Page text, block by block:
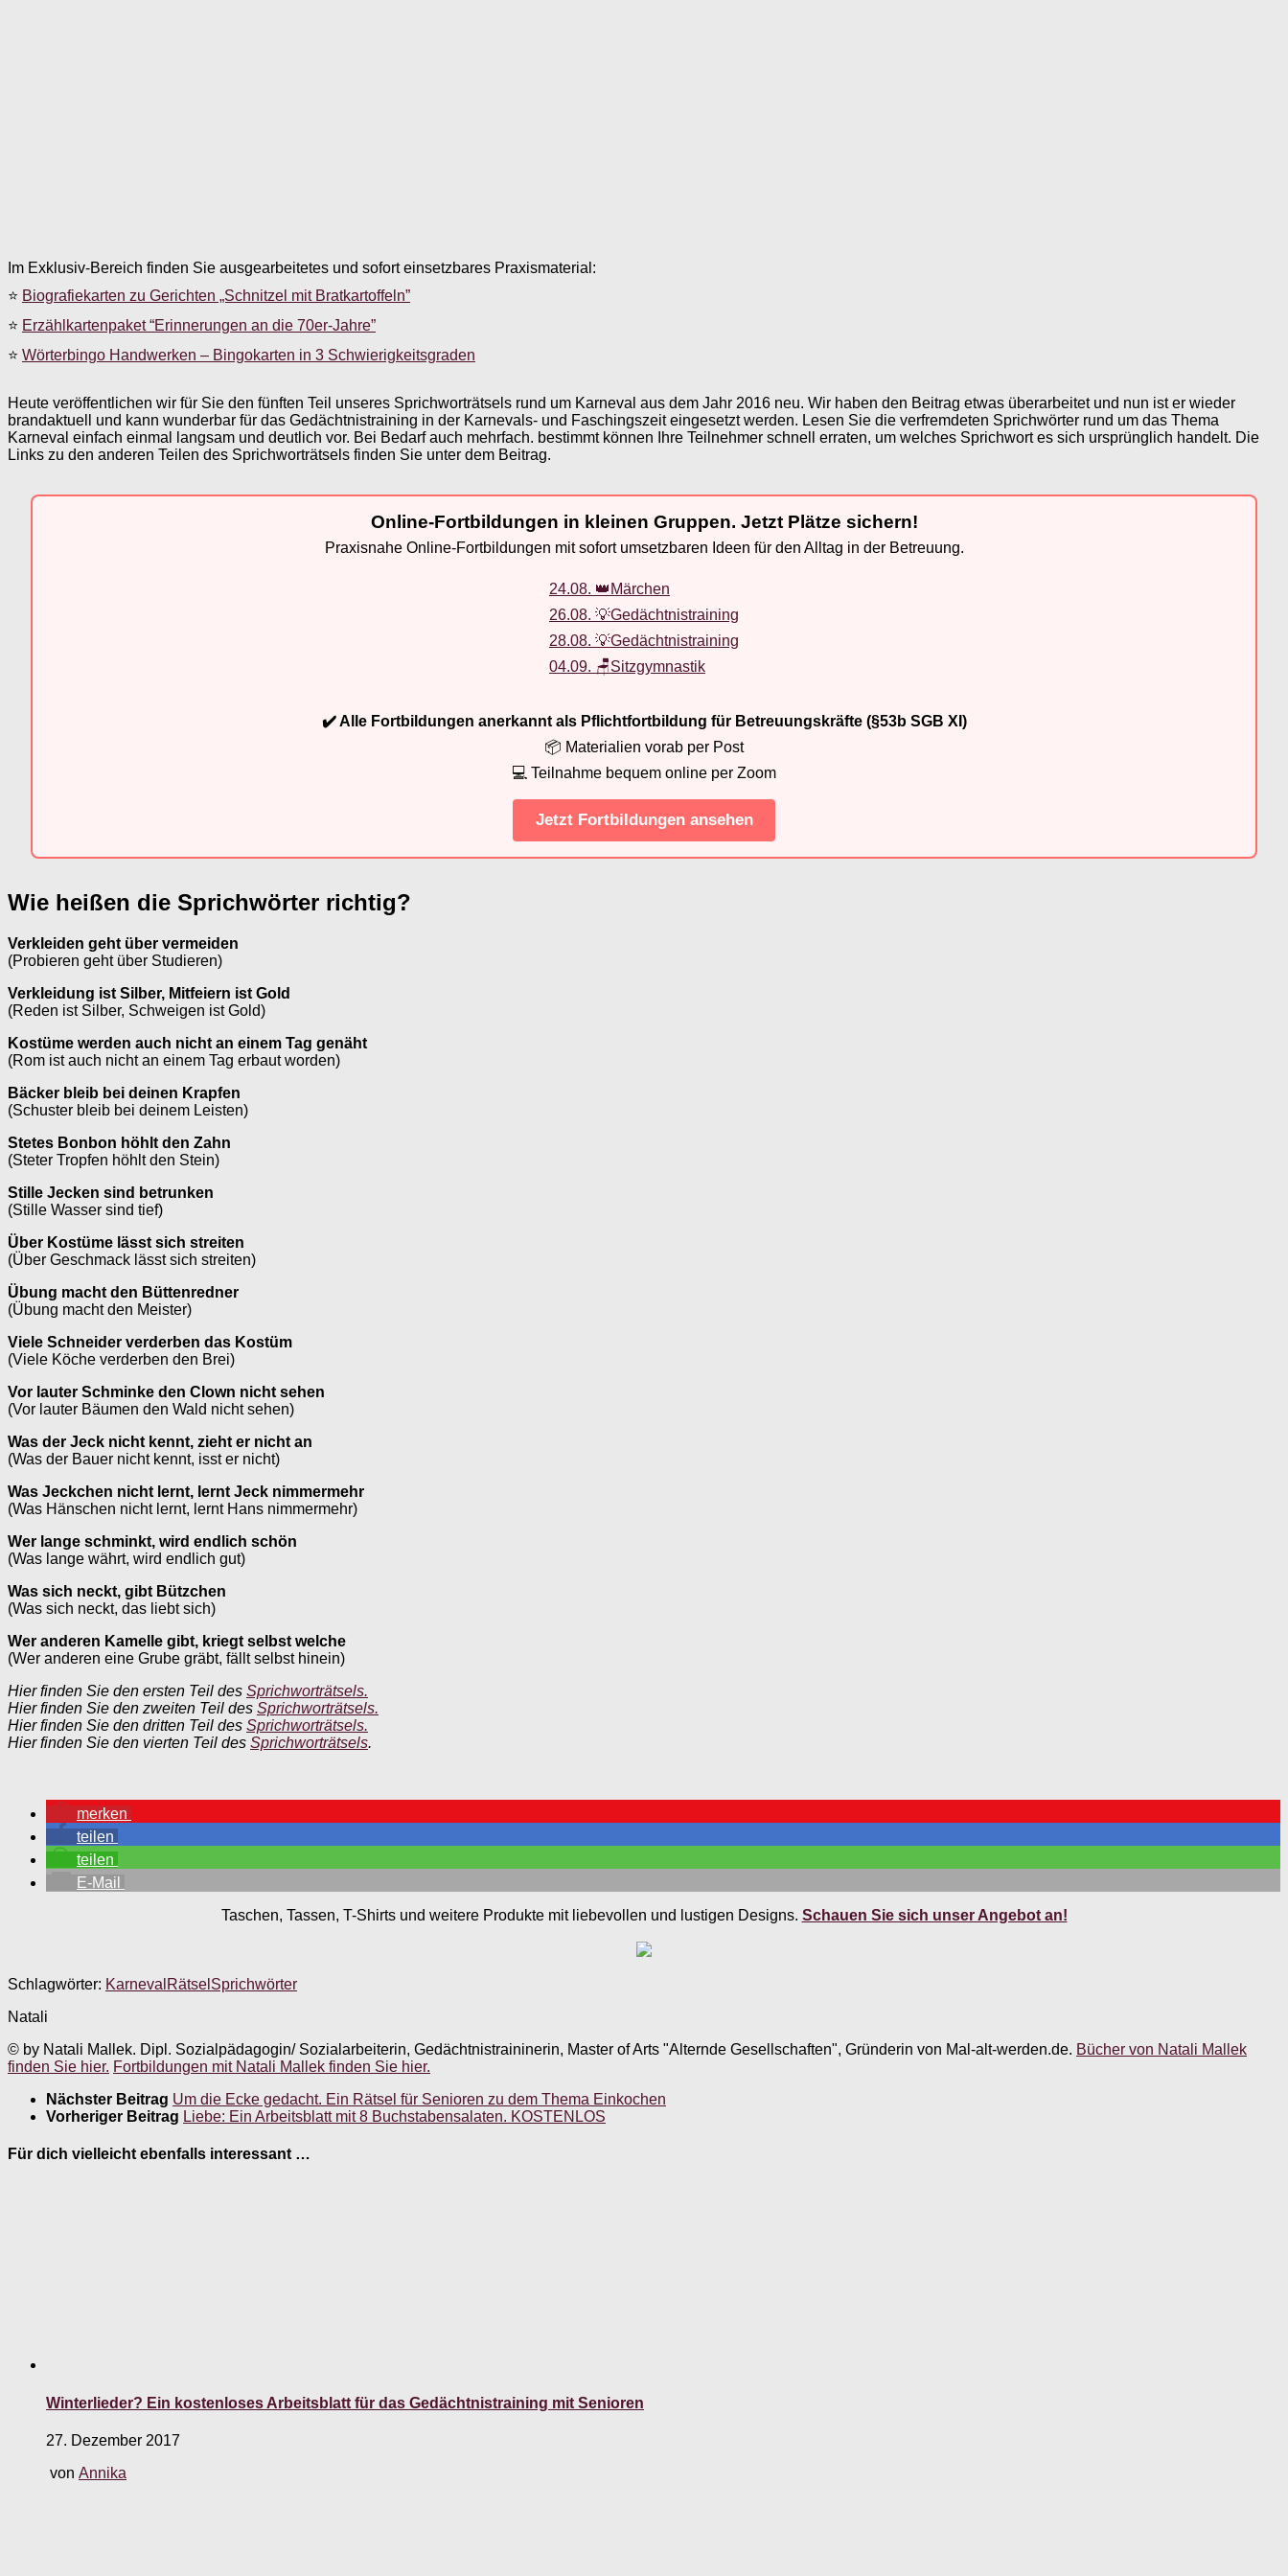
Im Exklusiv-Bereich finden Sie ausgearbeitetes und sofort einsetzbares Praxismaterial:
⭐ Biografiekarten zu Gerichten „Schnitzel mit Bratkartoffeln”
⭐ Erzählkartenpaket “Erinnerungen an die 70er-Jahre”
⭐ Wörterbingo Handwerken – Bingokarten in 3 Schwierigkeitsgraden
Heute veröffentlichen wir für Sie den fünften Teil unseres Sprichworträtsels rund um Karneval aus dem Jahr 2016 neu. Wir haben den Beitrag etwas überarbeitet und nun ist er wieder
brandaktuell und kann wunderbar für das Gedächtnistraining in der Karnevals- und Faschingszeit eingesetzt werden. Lesen Sie die verfremdeten Sprichwörter rund um das Thema
Karneval einfach einmal langsam und deutlich vor. Bei Bedarf auch mehrfach. bestimmt können Ihre Teilnehmer schnell erraten, um welches Sprichwort es sich ursprünglich handelt. Die
Links zu den anderen Teilen des Sprichworträtsels finden Sie unter dem Beitrag.
Online-Fortbildungen in kleinen Gruppen. Jetzt Plätze sichern!
Praxisnahe Online-Fortbildungen mit sofort umsetzbaren Ideen für den Alltag in der Betreuung.
24.08. 👑Märchen
26.08. 💡Gedächtnistraining
28.08. 💡Gedächtnistraining
04.09. 🪑Sitzgymnastik
✔️ Alle Fortbildungen anerkannt als Pflichtfortbildung für Betreuungskräfte (§53b SGB XI)
📦 Materialien vorab per Post
💻 Teilnahme bequem online per Zoom
Jetzt Fortbildungen ansehen
Wie heißen die Sprichwörter richtig?
Verkleiden geht über vermeiden
(Probieren geht über Studieren)
Verkleidung ist Silber, Mitfeiern ist Gold
(Reden ist Silber, Schweigen ist Gold)
Kostüme werden auch nicht an einem Tag genäht
(Rom ist auch nicht an einem Tag erbaut worden)
Bäcker bleib bei deinen Krapfen
(Schuster bleib bei deinem Leisten)
Stetes Bonbon höhlt den Zahn
(Steter Tropfen höhlt den Stein)
Stille Jecken sind betrunken
(Stille Wasser sind tief)
Über Kostüme lässt sich streiten
(Über Geschmack lässt sich streiten)
Übung macht den Büttenredner
(Übung macht den Meister)
Viele Schneider verderben das Kostüm
(Viele Köche verderben den Brei)
Vor lauter Schminke den Clown nicht sehen
(Vor lauter Bäumen den Wald nicht sehen)
Was der Jeck nicht kennt, zieht er nicht an
(Was der Bauer nicht kennt, isst er nicht)
Was Jeckchen nicht lernt, lernt Jeck nimmermehr
(Was Hänschen nicht lernt, lernt Hans nimmermehr)
Wer lange schminkt, wird endlich schön
(Was lange währt, wird endlich gut)
Was sich neckt, gibt Bützchen
(Was sich neckt, das liebt sich)
Wer anderen Kamelle gibt, kriegt selbst welche
(Wer anderen eine Grube gräbt, fällt selbst hinein)
Hier finden Sie den ersten Teil des Sprichworträtsels.
Hier finden Sie den zweiten Teil des Sprichworträtsels.
Hier finden Sie den dritten Teil des Sprichworträtsels.
Hier finden Sie den vierten Teil des Sprichworträtsels.
merken
teilen
teilen
E-Mail
Taschen, Tassen, T-Shirts und weitere Produkte mit liebevollen und lustigen Designs. Schauen Sie sich unser Angebot an!
Schlagwörter: Karneval Rätsel Sprichwörter
Natali
© by Natali Mallek. Dipl. Sozialpädagogin/ Sozialarbeiterin, Gedächtnistraininerin, Master of Arts "Alternde Gesellschaften", Gründerin von Mal-alt-werden.de. Bücher von Natali Mallek
finden Sie hier. Fortbildungen mit Natali Mallek finden Sie hier.
Nächster Beitrag Um die Ecke gedacht. Ein Rätsel für Senioren zu dem Thema Einkochen
Vorheriger Beitrag Liebe: Ein Arbeitsblatt mit 8 Buchstabensalaten. KOSTENLOS
Für dich vielleicht ebenfalls interessant …
Winterlieder? Ein kostenloses Arbeitsblatt für das Gedächtnistraining mit Senioren
27. Dezember 2017
von Annika